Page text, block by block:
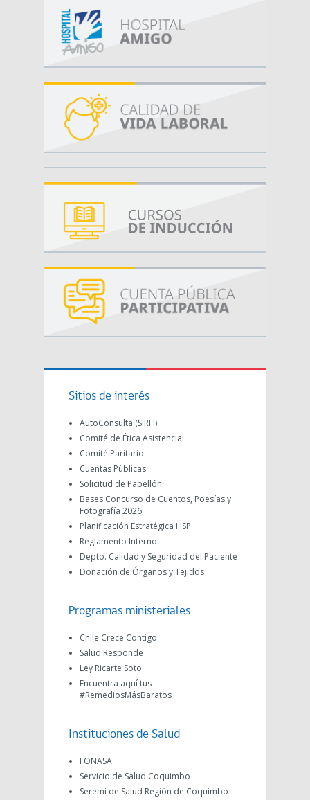
Sitios de interés
AutoConsulta (SIRH)
Comité de Ética Asistencial
Comité Paritario
Cuentas Públicas
Solicitud de Pabellón
Bases Concurso de Cuentos, Poesías y
Fotografía 2026
Planificación Estratégica HSP
Reglamento Interno
Depto. Calidad y Seguridad del Paciente
Donación de Órganos y Tejidos
Programas ministeriales
Chile Crece Contigo
Salud Responde
Ley Ricarte Soto
Encuentra aquí tus
#RemediosMásBaratos
Instituciones de Salud
FONASA
Servicio de Salud Coquimbo
Seremi de Salud Región de Coquimbo